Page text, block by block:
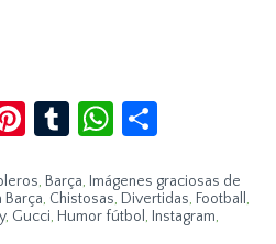
Pinterest
TumblrWhatsApp
, Barça, Imágenes graciosas de
Barça, Chistosas, Divertidas, Football ,
, Gucci, Humor fútbol , Instagram,